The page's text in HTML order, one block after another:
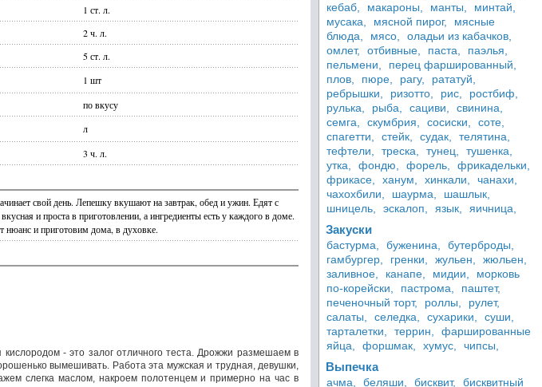
1 ст. л.
2 ч. л.
5 ст. л.
1 шт
по вкусу
л
3 ч. л.
свой день. Лепешку вкушают на завтрак, обед и ужин. Едят с
и проста в приготовлении, а ингредиенты есть у каждого в доме.
нюанс и приготовим дома, в духовке.
- это залог отличного теста. Дрожжи размешаем в
вымешивать. Работа эта мужская и трудная, девушки,
слегка маслом, накроем полотенцем и примерно на час в
кебаб,
макароны, манты,
минтай,
мусака,
мясной пирог,
мясные
блюда,
мясо,
оладьи из кабачков,
омлет,
отбивные, паста,
паэлья,
пельмени,
перец фаршированный,
плов,
пюре, рагу,
рататуй,
ребрышки,
ризотто, рис,
ростбиф,
рулька,
рыба, сациви,
свинина,
семга,
скумбрия, сосиски,
соте,
спагетти,
стейк, судак,
телятина,
тефтели,
треска, тунец,
тушенка,
утка,
фондю, форель,
фрикадельки,
фрикасе,
ханум, хинкали,
чанахи,
чахохбили,
шаурма,
шашлык,
шницель,
эскалоп, язык, яичница,
Закуски
бастурма, буженина,
бутерброды,
гамбургер,
гренки, жульен,
жюльен,
заливное,
канапе, мидии,
морковь
по-корейски,
пастрома,
паштет,
печеночный торт,
роллы,
рулет,
салаты,
селедка, сухарики,
суши,
тарталетки,
террин,
фаршированные
яйца,
форшмак, хумус, чипсы,
Выпечка
ачма, беляши, бисквит,
бисквитный